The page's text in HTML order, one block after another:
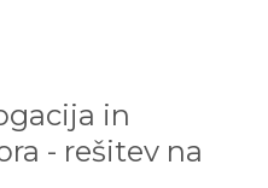
in
- rešitev na